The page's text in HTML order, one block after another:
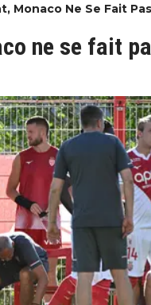
Monaco Ne Se Fait Pas
ne se fait